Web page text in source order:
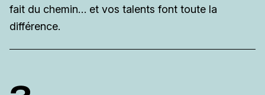
fait du chemin… et vos talents font toute la
différence.